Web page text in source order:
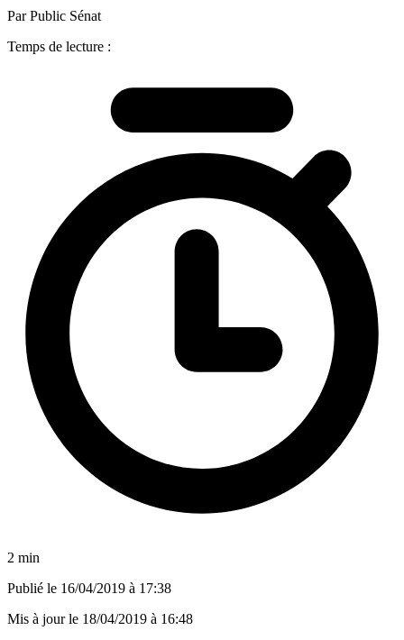
Par Public Sénat
Temps de lecture :
2 min
Publié le 16/04/2019 à 17:38
Mis à jour le 18/04/2019 à 16:48